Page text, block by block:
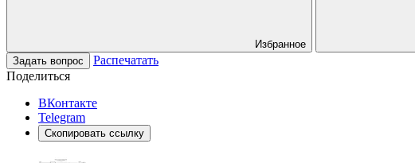
Избранное
Задать вопрос
Распечатать
Поделиться
ВКонтакте
Telegram
Скопировать ссылку